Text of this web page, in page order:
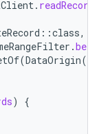
. readRecords
::class,
.
(DataOrigin(
)
{